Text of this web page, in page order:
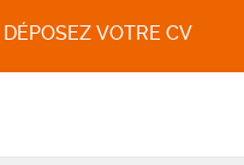
VOTRE CV